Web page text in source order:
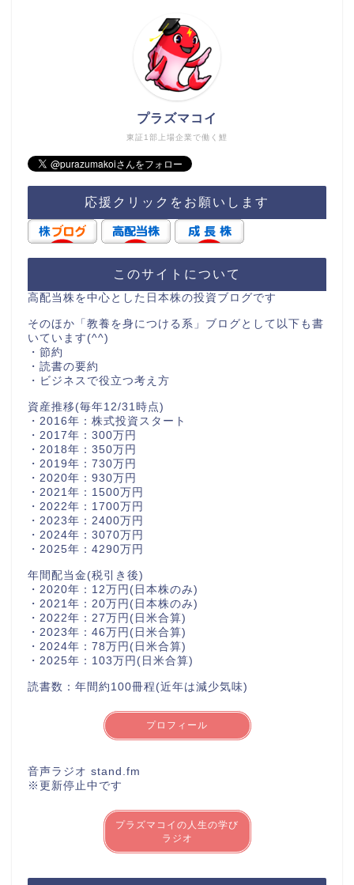
東証1部上場企業で働く鯉
プラズマコイ
応援クリックをお願いします
このサイトについて
高配当株を中心とした日本株の投資ブログです
そのほか「教養を身につける系」ブログとして以下も書
いています(^^)
・節約
・読書の要約
・ビジネスで役立つ考え方
資産推移(毎年12/31時点)
・2016年：株式投資スタート
・2017年：300万円
・2018年：350万円
・2019年：730万円
・2020年：930万円
・2021年：1500万円
・2022年：1700万円
・2023年：2400万円
・2024年：3070万円
・2025年：4290万円
年間配当金(税引き後)
・2020年：12万円(日本株のみ)
・2021年：20万円(日本株のみ)
・2022年：27万円(日米合算)
・2023年：46万円(日米合算)
・2024年：78万円(日米合算)
・2025年：103万円(日米合算)
読書数：年間約100冊程(近年は減少気味)
プロフィール
音声ラジオ stand.fm
※更新停止中です
プラズマコイの人生の学び
ラジオ